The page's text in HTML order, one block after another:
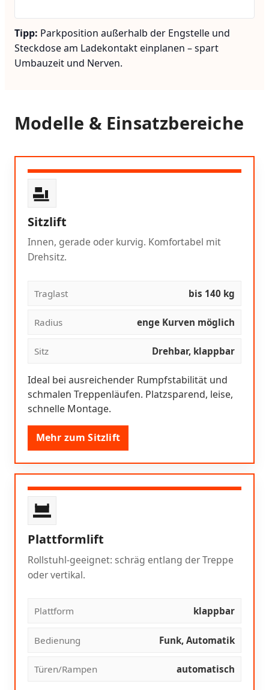
Tipp: Parkposition außerhalb der Engstelle und
Steckdose am Ladekontakt einplanen – spart
Umbauzeit und Nerven.
Modelle & Einsatzbereiche
Sitzlift
Innen, gerade oder kurvig. Komfortabel mit
Drehsitz.
Traglast bis 140 kg
Radius enge Kurven möglich
Sitz Drehbar, klappbar
Ideal bei ausreichender Rumpfstabilität und
schmalen Treppenläufen. Platzsparend, leise,
schnelle Montage.
Mehr zum Sitzlift
Plattformlift
Rollstuhl-geeignet: schräg entlang der Treppe
oder vertikal.
Plattform klappbar
Bedienung Funk, Automatik
Türen/Rampen automatisch